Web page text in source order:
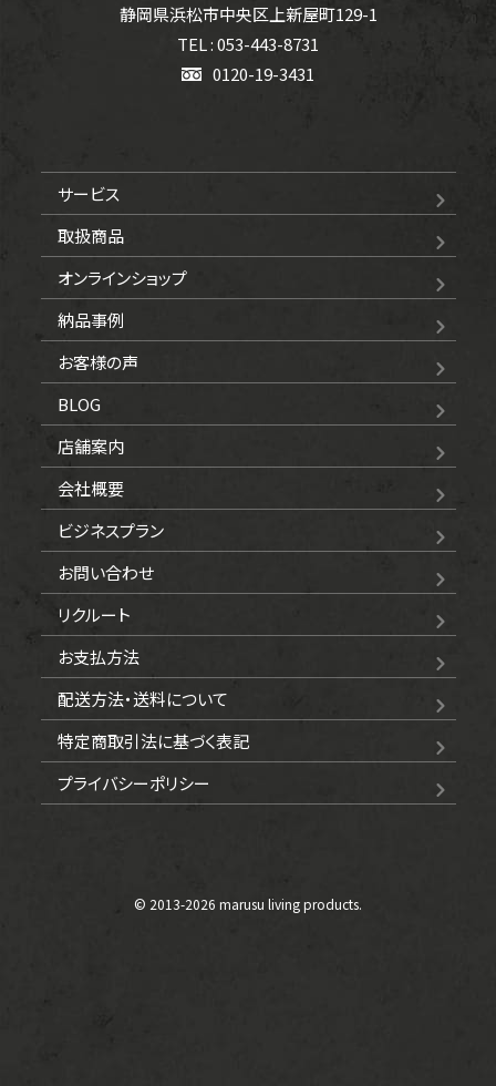
静岡県浜松市中央区上新屋町129-1
TEL : 053-443-8731
0120-19-3431
サービス
取扱商品
オンラインショップ
納品事例
お客様の声
BLOG
店舗案内
会社概要
ビジネスプラン
お問い合わせ
リクルート
お支払方法
配送方法・送料について
特定商取引法に基づく表記
プライバシーポリシー
© 2013-2026 marusu living products.